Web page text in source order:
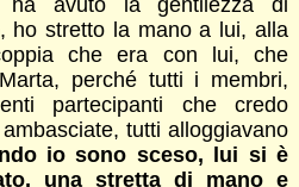
ha avuto la gentilezza di
ho stretto la mano a lui, alla
che era con lui, che
perché tutti i membri,
partecipanti che credo
tutti alloggiavano
io sono sceso, lui si è
una stretta di mano e